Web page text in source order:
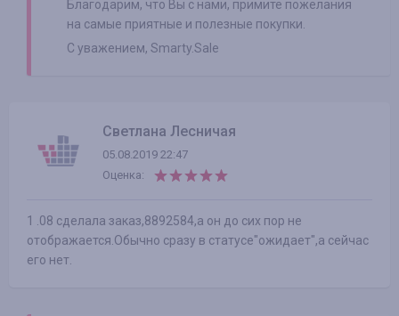
Благодарим, что Вы с нами, примите пожелания
на самые приятные и полезные покупки.
С уважением, Smarty.Sale
Светлана Лесничая
05.08.2019 22:47
Оценка:
1 .08 сделала заказ,8892584,а он до сих пор не
отображается.Обычно сразу в статусе"ожидает",а сейчас
его нет.